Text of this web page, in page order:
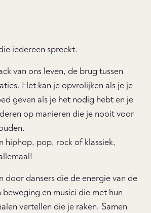
iedereen spreekt.
van ons leven, de brug tussen
Het kan je opvrolijken als je je
geven als je het nodig hebt en je
op manieren die je nooit voor
hiphop, pop, rock of klassiek,
door dansers die de energie van de
beweging en musici die met hun
vertellen die je raken. Samen